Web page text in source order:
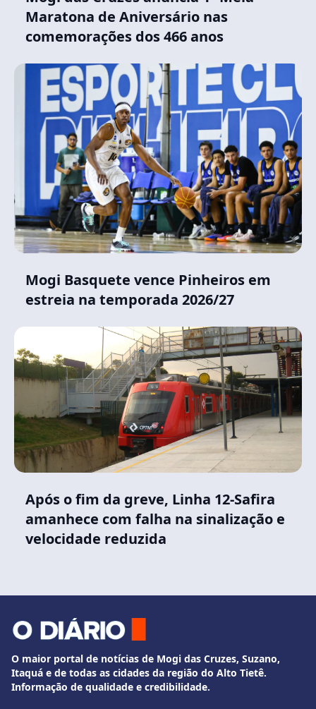
Maratona de Aniversário nas
comemorações dos 466 anos
Mogi Basquete vence Pinheiros em
estreia na temporada 2026/27
Após o fim da greve, Linha 12-Safira
amanhece com falha na sinalização e
velocidade reduzida
O maior portal de notícias de Mogi das Cruzes, Suzano,
Itaquá e de todas as cidades da região do Alto Tietê.
Informação de qualidade e credibilidade.